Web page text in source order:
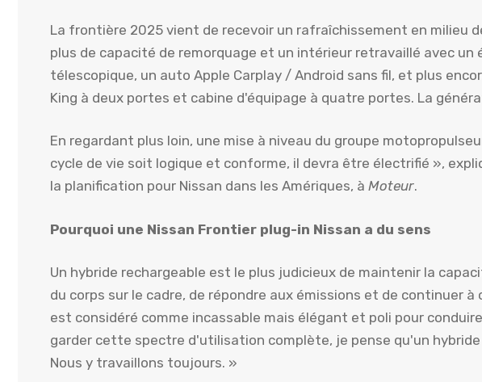
La frontière 2025 vient de recevoir un rafraîchissement en milieu
plus de capacité de remorquage et un intérieur retravaillé avec
télescopique, un auto Apple Carplay / Android sans fil, et plus
King à deux portes et cabine d'équipage à quatre portes. La
En regardant plus loin, une mise à niveau du groupe
cycle de vie soit logique et conforme, il devra être électrifié »,
la planification pour Nissan dans les Amériques, à Moteur.
Pourquoi une Nissan Frontier plug-in Nissan a du sens
Un hybride rechargeable est le plus judicieux de maintenir la
du corps sur le cadre, de répondre aux émissions et de continuer
est considéré comme incassable mais élégant et poli pour
garder cette spectre d'utilisation complète, je pense qu'un
Nous y travaillons toujours. »